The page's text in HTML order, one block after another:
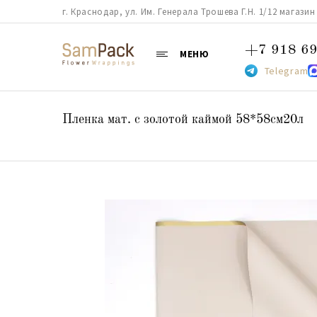
г. Краснодар, ул. Им. Генерала Трошева Г.Н. 1/12
МЕНЮ +7 918
Telegram
Пленка мат. с золотой каймой 58*58см20л